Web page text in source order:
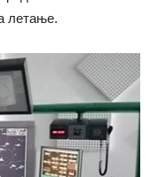
летање.